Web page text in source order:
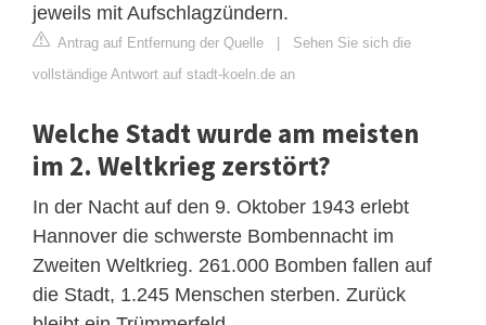
jeweils mit Aufschlagzündern.
Antrag auf Entfernung der Quelle | Sehen Sie sich die
vollständige Antwort auf stadt-koeln.de an
Welche Stadt wurde am meisten
im 2. Weltkrieg zerstört?
In der Nacht auf den 9. Oktober 1943 erlebt
Hannover die schwerste Bombennacht im
Zweiten Weltkrieg. 261.000 Bomben fallen auf
die Stadt, 1.245 Menschen sterben. Zurück